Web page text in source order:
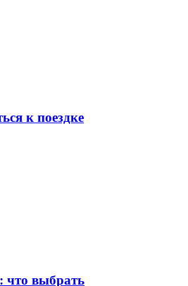
к поездке
что выбрать